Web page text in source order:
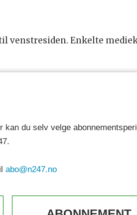
venstresiden. Enkelte
du selv velge
abo@n247.no